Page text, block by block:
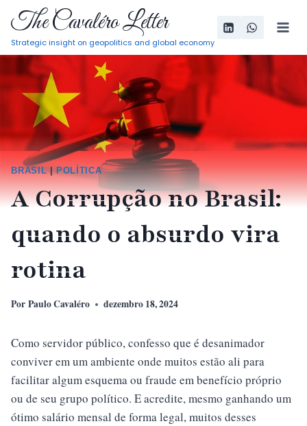
Pular
para
Conteúdo
The Cavaléro Letter
Strategic insight on geopolitics and global economy
BRASIL|POLÍTICA
A Corrupção no Brasil:
quando o absurdo vira
rotina
Por Paulo Cavaléro dezembro 18, 2024
Como servidor público, confesso que é desanimador
conviver em um ambiente onde muitos estão ali para
facilitar algum esquema ou fraude em benefício próprio
ou de seu grupo político. E acredite, mesmo ganhando um
ótimo salário mensal de forma legal, muitos desses